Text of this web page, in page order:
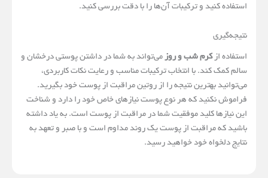
استفاده کنید و ترکیبات آن‌ها را با دقت بررسی کنید.
نتیجه‌گیری
استفاده ازکرم شب و روز می‌تواند به شما در داشتن پوستی درخشان و
سالم کمک کند. با انتخاب ترکیبات مناسب و رعایت نکات کاربردی،
می‌توانید بهترین نتیجه را از روتین مراقبت از پوست خود بگیرید.
فراموش نکنید که هر نوع پوست نیازهای خاص خود را دارد و شناخت
این نیازها کلید موفقیت شما در مراقبت از پوست است. به یاد داشته
باشید که مراقبت از پوست یک روند مداوم است و با صبر و تعهد به
نتایج دلخواه خود خواهید رسید.